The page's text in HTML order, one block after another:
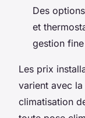
Des
et
gestion
Les prix
varient avec
climatisation